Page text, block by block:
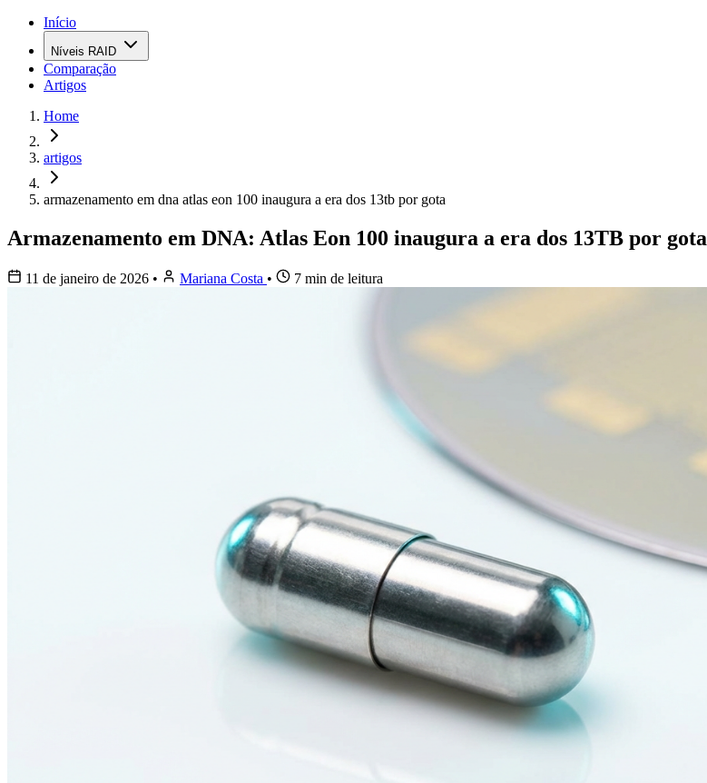
Início
Níveis RAID
Comparação
Artigos
Home
artigos
armazenamento em dna atlas eon 100 inaugura a era dos 13tb por gota
Armazenamento em DNA: Atlas Eon 100 inaugura a era dos 13TB por gota
11 de janeiro de 2026 • Mariana Costa • 7 min de leitura